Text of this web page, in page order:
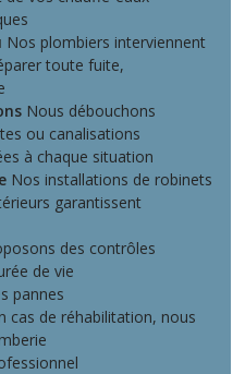
Nos plombiers interviennent
toute fuite,
Nous débouchons
ou canalisations
à chaque situation
Nos installations de robinets
garantissent
des contrôles
de vie
pannes
cas de réhabilitation, nous